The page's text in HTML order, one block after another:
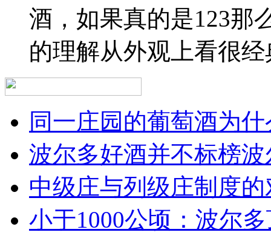
酒，如果真的是123那
的理解从外观上看很
同一庄园的葡萄酒为
波尔多好酒并不标榜
中级庄与列级庄制度
小于1000公顷：波尔